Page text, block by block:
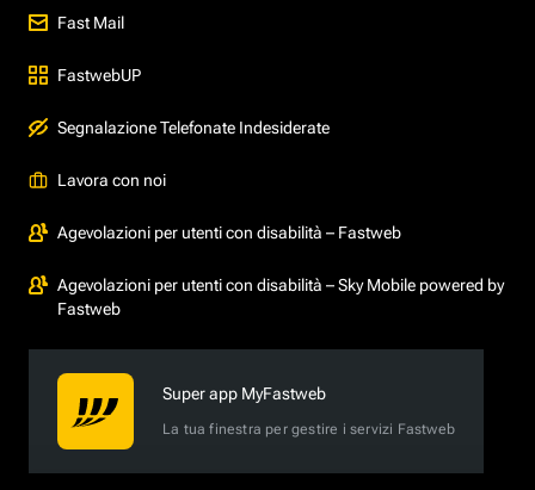
Fast Mail
FastwebUP
Segnalazione Telefonate Indesiderate
Lavora con noi
Agevolazioni per utenti con disabilità – Fastweb
Agevolazioni per utenti con disabilità – Sky Mobile powered by
Fastweb
Super app MyFastweb
La tua finestra per gestire i servizi Fastweb